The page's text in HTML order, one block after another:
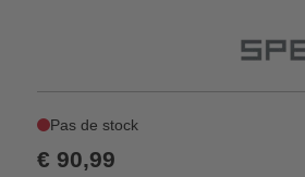
Pas de stock
€ 90,99